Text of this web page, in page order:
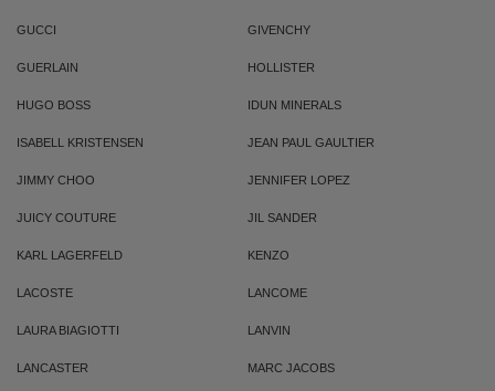
GUCCI GIVENCHY
GUERLAIN HOLLISTER
HUGO BOSS IDUN MINERALS
ISABELL KRISTENSEN JEAN PAUL GAULTIER
JIMMY CHOO JENNIFER LOPEZ
JUICY COUTURE JIL SANDER
KARL LAGERFELD KENZO
LACOSTE LANCOME
LAURA BIAGIOTTI LANVIN
LANCASTER MARC JACOBS